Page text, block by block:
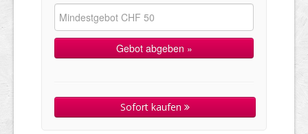
Sofort kaufen